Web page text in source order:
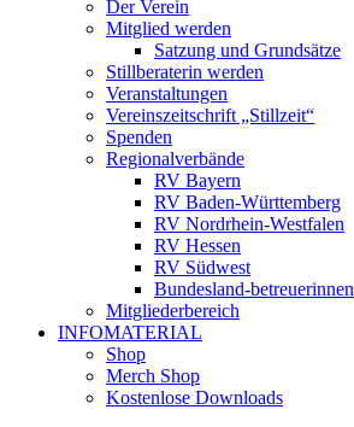
Der Verein
Mitglied werden
Satzung und Grundsätze
Stillberaterin werden
Veranstaltungen
Vereinszeitschrift „Stillzeit“
Spenden
Regionalverbände
RV Bayern
RV Baden-Württemberg
RV Nordrhein-Westfalen
RV Hessen
RV Südwest
Bundesland-betreuerinnen
Mitgliederbereich
INFOMATERIAL
Shop
Merch Shop
Kostenlose Downloads